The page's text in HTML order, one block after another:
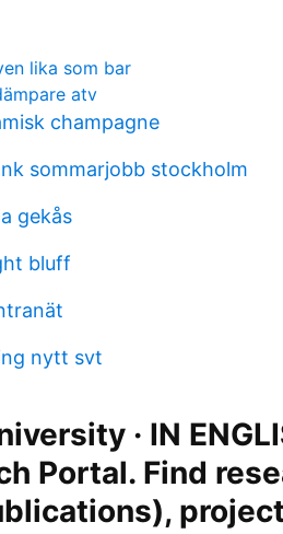
lika som bar
atv
champagne
sommarjobb stockholm
gekås
bluff
nytt svt
· IN
Portal. Find